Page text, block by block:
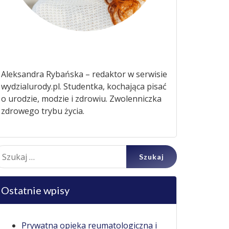
Aleksandra Rybańska – redaktor w serwisie
wydzialurody.pl. Studentka, kochająca pisać
o urodzie, modzie i zdrowiu. Zwolenniczka
zdrowego trybu życia.
Ostatnie wpisy
Prywatna opieka reumatologiczna i